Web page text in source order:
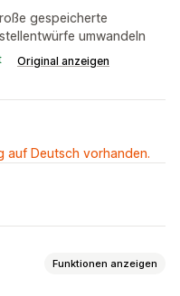
gespeicherte
umwandeln
Original anzeigen
auf Deutsch vorhanden.
Funktionen anzeigen